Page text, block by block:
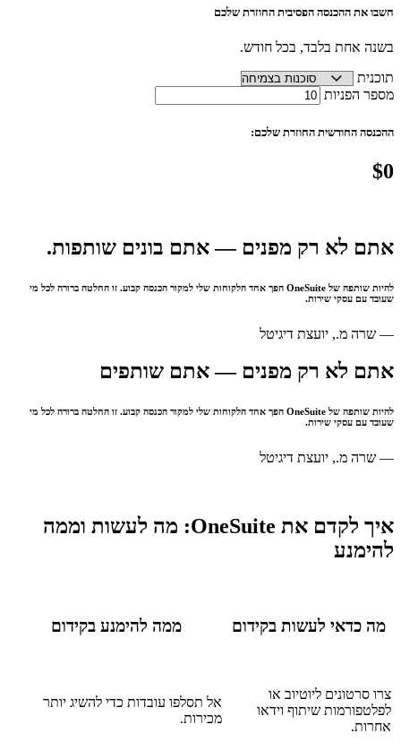
חשבו את ההכנסה הפסיבית החוזרת שלכם
בשנה אחת בלבד, בכל חודש.
תוכנית
מספר הפניות
ההכנסה החודשית החוזרת שלכם:
$0
אתם לא רק מפנים — אתם בונים שותפות.
להיות שותפה של OneSuite הפך אחד הלקוחות שלי למקור הכנסה קבוע. זו החלטה ברורה לכל מי
שעובד עם עסקי שירות.
— שרה מ., יועצת דיגיטל
אתם לא רק מפנים — אתם שותפים
להיות שותפה של OneSuite הפך אחד הלקוחות שלי למקור הכנסה קבוע. זו החלטה ברורה לכל מי
שעובד עם עסקי שירות.
— שרה מ., יועצת דיגיטל
איך לקדם את OneSuite: מה לעשות וממה
להימנע
מה כדאי לעשות בקידום ממה להימנע בקידום
צרו סרטונים ליוטיוב או
לפלטפורמות שיתוף וידאו
אחרות.
אל תסלפו עובדות כדי להשיג יותר
מכירות.